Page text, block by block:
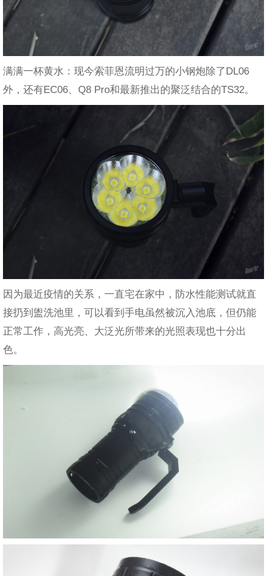
满满一杯黄水：现今索菲恩流明过万的小钢炮除了DL06
外，还有EC06、Q8 Pro和最新推出的聚泛结合的TS32。
因为最近疫情的关系，一直宅在家中，防水性能测试就直
接扔到盥洗池里，可以看到手电虽然被沉入池底，但仍能
正常工作，高光亮、大泛光所带来的光照表现也十分出
色。